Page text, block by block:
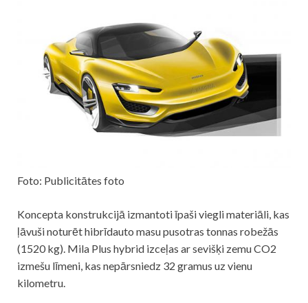
Foto: Publicitātes foto
Koncepta konstrukcijā izmantoti īpaši viegli materiāli, kas
ļāvuši noturēt hibrīdauto masu pusotras tonnas robežās
(1520 kg). Mila Plus hybrid izceļas ar sevišķi zemu CO2
izmešu līmeni, kas nepārsniedz 32 gramus uz vienu
kilometru.